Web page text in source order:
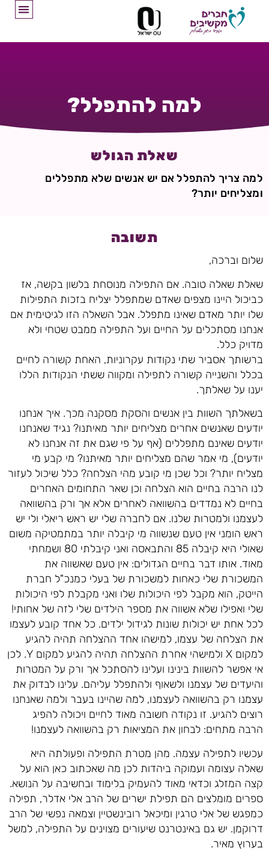
למה להתפלל?
שאלת הגולש
למה צריך להתפלל אם יש אנשים שלא מתפללים
ומצליחים יותר?
תשובה
שלום וברכה,
שאלת שאלה טובה. אם התפילה מנוסחת בלשון בקשה, אז
כביכול היינו מצפים שאדם שמתפלל יצליח בזכות התפילות
שלו יותר מאדם שאינו מתפלל. אבל השאלה הזו לגיטימית אם
אנחנו מסתכלים על החיים ועל התפילה ממבט שטחי ולא
מדויק כלל.
ברשותך אסביר שתי נקודות עקרוניות, האחת קשורה לחיים
בכלל והשנייה קשורה לתפילה ומקווה ששתי הנקודות הללו
יענו על שאלתך.
בשאלתך השוות בין אנשים והסקת מסקנה מכך. איך אנחנו
יודעים שאנשים אחרים מצליחים יותר מאיתנו? נגיד שאנחנו
יודעים שאינם מתפללים (אף על פי שגם את זה אנחנו לא
יודעים), מי אמר שהם מצליחים יותר מאיתנו? מי קבע מי
מצליח יותר? וכל שכן מי קובע מהי הצלחה? כלל שיכול לעזור
לנו הרבה בחיים הוא הצלחה וכן שאר התחומים האחרים
בחיים לא נמדדים בהשוואה לאחרים אלא אך ורק בהשוואה
לעצמנו ולמטרות שלנו. אם לחברה שלי יש ראש ריאלי ולי יש
ראש הומני אין טעם שנשווה מי קיבלה יותר במתמטיקה משום
שאולי היא קיבלה 85 והתבאסה ואני קיבלתי 80 ושמחתי
מאוד. אותו דבר בחיים הגדולים: אין טעם שאשווה את
המשכורת שלי כאחות למשכורת של בעלי כמנכ"ל חברת
הייטק, הוא מקבל לפי היכולות שלו ואני מקבלת לפי היכולות
שלי ואפילו שלא אשווה את מספר הילדים שלי לזה של אחותי!
לכל אחת יש יכולות שונות לגידול ילדים. כל אחד קובע לעצמו
את הצלחה של עצמו, למישהו אחד ההצלחה תהיה להגיע
למקום X ולמישהי אחרת ההצלחה תהיה להגיע למקום Y. לכן
אי אפשר להשוות בינינו ועלינו להסתכל אך ורק על המטרות
והיעדים של עצמנו ולשאוף ולהתפלל עליהם. עלינו לבדוק את
עצמנו רק בהשוואה לעצמנו, למה שהיינו בעבר ולמה שאנחנו
רוצים להגיע. זו נקודה חשובה מאוד לחיים ויכולה להפיג
הרבה מתחים: לבחון את המציאות רק בהשוואה לעצמנו!
עכשיו לתפילה עצמה. מהן מטרת התפילה ופעולתה היא
שאלה עצומה ועמוקה ביהדות לכן מה שאכתוב כאן הוא על
קצה המזלג וכדאי מאוד להעמיק בלימוד ובחשיבה על הנושא.
ספרים מומלצים הם תפילת ישרים של הרב אלי אדלר, תפילה
כמפגש של אלי טרגין ומיכאל רובינשטיין וצמאה נפשי של הרב
דרוקמן. יש גם באינטרנט שיעורים מצוינים על התפילה, למשל
בערוץ מאיר.